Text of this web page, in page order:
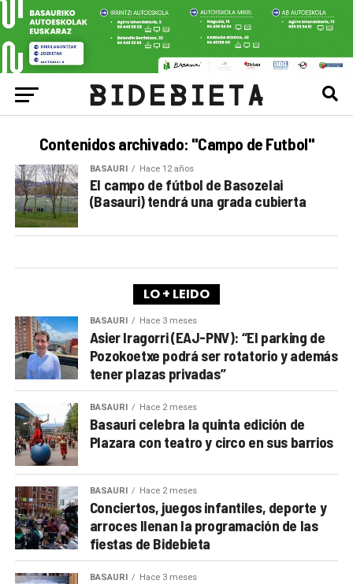
Contenidos archivado: "Campo de Futbol"
BASAURI Hace 12 años
El campo de fútbol de Basozelai
(Basauri) tendrá una grada cubierta
LO + LEIDO
BASAURI Hace 3 meses
Asier Iragorri (EAJ-PNV): “El parking de
Pozokoetxe podrá ser rotatorio y además
tener plazas privadas”
BASAURI Hace 2 meses
Basauri celebra la quinta edición de
Plazara con teatro y circo en sus barrios
BASAURI Hace 2 meses
Conciertos, juegos infantiles, deporte y
arroces llenan la programación de las
fiestas de Bidebieta
BASAURI Hace 3 meses